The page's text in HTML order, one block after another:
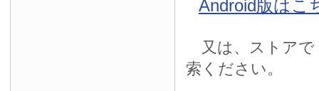
Android版はこ
又は、ストアで
索ください。